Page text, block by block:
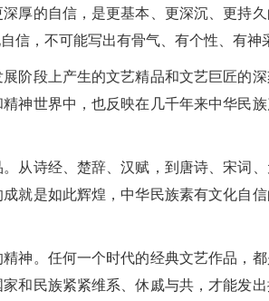
厚的自信，是更基本、更深沉、更持
信，不可能写出有骨气、有个性、有神
段上产生的文艺精品和文艺巨匠的深
神世界中，也反映在几千年来中华民
诗经、楚辞、汉赋，到唐诗、宋词、
就是如此辉煌，中华民族素有文化自
。任何一个时代的经典文艺作品，
和民族紧紧维系、休戚与共，才能发